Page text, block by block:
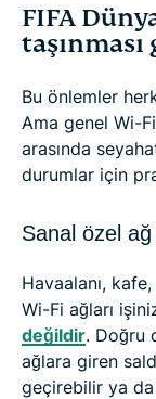
FIFA
Bu önlemler
Ama genel Wi-
arasında
durumlar için
Sanal özel
Havaalanı,
Wi-Fi ağları
değildir. Doğru
ağlara giren
geçirebilir ya